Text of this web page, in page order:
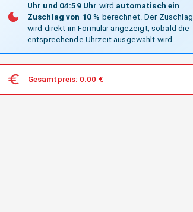
Uhr und 04:59 Uhr wird automatisch ein
Zuschlag von 10 % berechnet. Der Zuschlag
wird direkt im Formular angezeigt, sobald die
entsprechende Uhrzeit ausgewählt wird.
Gesamtpreis: 0.00 €